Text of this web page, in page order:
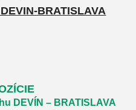
BRATISLAVA
DEVÍN – BRATISLAVA